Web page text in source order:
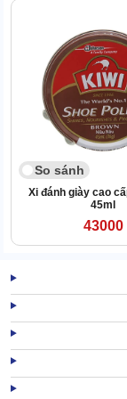
2.1 Chuẩn bị
Để dùng xi sáp
cần đến:
So sánh
Xi đánh giày cao
45ml
43000